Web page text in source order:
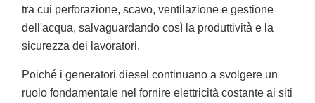
tra cui perforazione, scavo, ventilazione e gestione
dell'acqua, salvaguardando così la produttività e la
sicurezza dei lavoratori.
Poiché i generatori diesel continuano a svolgere un
ruolo fondamentale nel fornire elettricità costante ai siti